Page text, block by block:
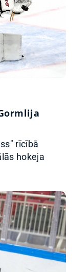
rīcībā
hokeja